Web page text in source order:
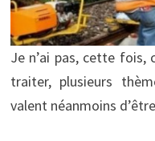
Je n’ai pas, cette fois,
traiter, plusieurs
valent néanmoins